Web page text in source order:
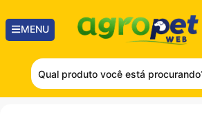
MENU